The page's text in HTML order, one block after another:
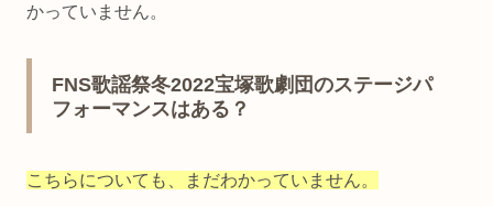
かっていません。
FNS歌謡祭冬2022宝塚歌劇団のステージパ
フォーマンスはある？
こちらについても、まだわかっていません。